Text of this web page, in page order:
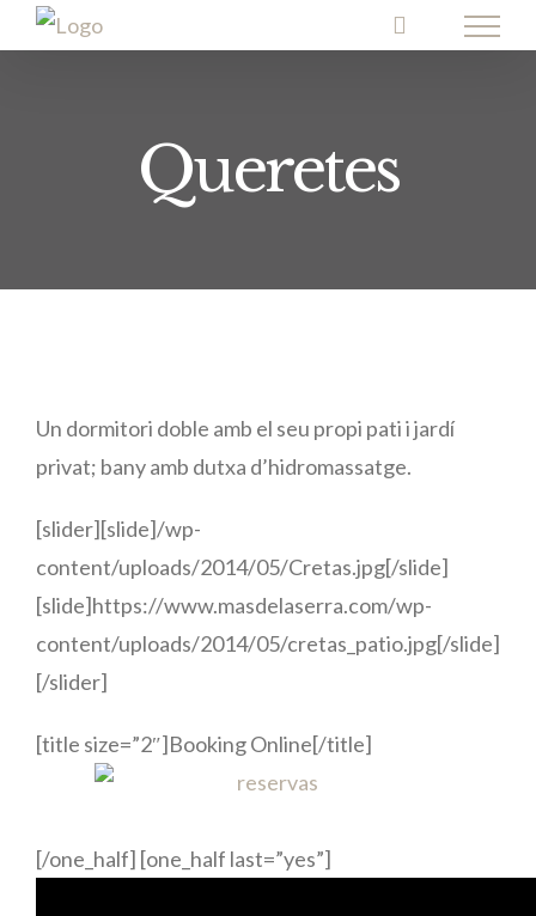
Skip
to
Queretes
Un dormitori doble amb el seu propi pati i jardí
privat; bany amb dutxa d’hidromassatge.
[slider][slide]/wp-
content/uploads/2014/05/Cretas.jpg[/slide]
[slide]https://www.masdelaserra.com/wp-
content/uploads/2014/05/cretas_patio.jpg[/slide]
[/slider]
[title size=”2″]Booking Online[/title]
[/one_half] [one_half last=”yes”]